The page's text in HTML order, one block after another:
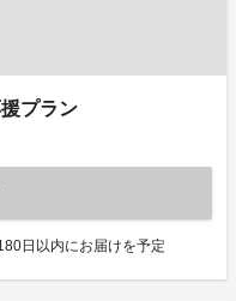
プラン
日以内にお届けを予定